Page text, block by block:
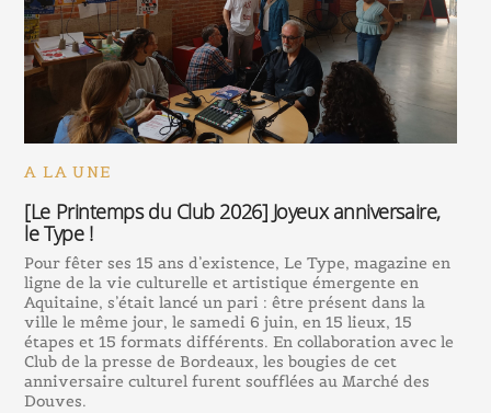
A LA UNE
[Le Printemps du Club 2026] Joyeux anniversaire,
le Type !
Pour fêter ses 15 ans d’existence, Le Type, magazine en
ligne de la vie culturelle et artistique émergente en
Aquitaine, s’était lancé un pari : être présent dans la
ville le même jour, le samedi 6 juin, en 15 lieux, 15
étapes et 15 formats différents. En collaboration avec le
Club de la presse de Bordeaux, les bougies de cet
anniversaire culturel furent soufflées au Marché des
Douves.